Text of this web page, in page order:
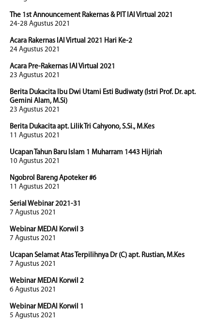
The 1st Announcement Rakernas & PIT IAI Virtual 2021
24-28 Agustus 2021
Acara Rakernas IAI Virtual 2021 Hari Ke-2
24 Agustus 2021
Acara Pre-Rakernas IAI Virtual 2021
23 Agustus 2021
Berita Dukacita Ibu Dwi Utami Esti Budiwaty (Istri Prof. Dr. apt.
Gemini Alam, M.Si)
23 Agustus 2021
Berita Dukacita apt. Lilik Tri Cahyono, S.Si., M.Kes
11 Agustus 2021
Ucapan Tahun Baru Islam 1 Muharram 1443 Hijriah
10 Agustus 2021
Ngobrol Bareng Apoteker #6
11 Agustus 2021
Serial Webinar 2021-31
7 Agustus 2021
Webinar MEDAI Korwil 3
7 Agustus 2021
Ucapan Selamat Atas Terpilihnya Dr (C) apt. Rustian, M.Kes
7 Agustus 2021
Webinar MEDAI Korwil 2
6 Agustus 2021
Webinar MEDAI Korwil 1
5 Agustus 2021